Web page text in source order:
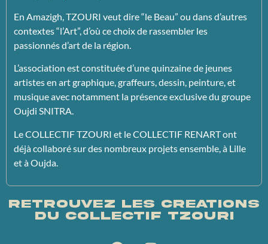
En Amazigh, TZOURI veut dire “le Beau” ou dans d’autres
contextes “l’Art”, d’où ce choix de rassembler les
passionnés d’art de la région.
L’association est constituée d’une quinzaine de jeunes
artistes en art graphique, graffeurs, dessin, peinture, et
musique avec notamment la présence exclusive du groupe
Oujdi SNITRA.
Le COLLECTIF TZOURI et le COLLECTIF RENART ont
déjà collaboré sur des nombreux projets ensemble, à Lille
et à Oujda.
Retrouvez les creations
du Collectif Tzouri